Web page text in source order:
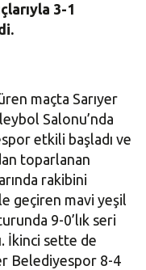
3-1
maçta Sarıyer
Salonu’nda
etkili başladı ve
toparlanan
rakibini
geçiren mavi yeşil
9-0’lık seri
İkinci sette de
Belediyespor 8-4